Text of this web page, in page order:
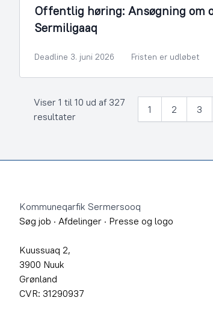
Offentlig høring: Ansøgning om
Sermiligaaq
Deadline 3. juni 2026 Fristen er udløbet
Viser 1 til 10 ud af 327
resultater
1 2 3
Kommuneqarfik Sermersooq
Søg job · Afdelinger · Presse og logo
Kuussuaq 2,
3900 Nuuk
Grønland
CVR: 31290937